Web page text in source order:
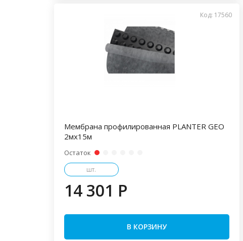
Код: 17560
Мембрана профилированная PLANTER GEO
2мх15м
Остаток
шт.
14 301 P
В КОРЗИНУ